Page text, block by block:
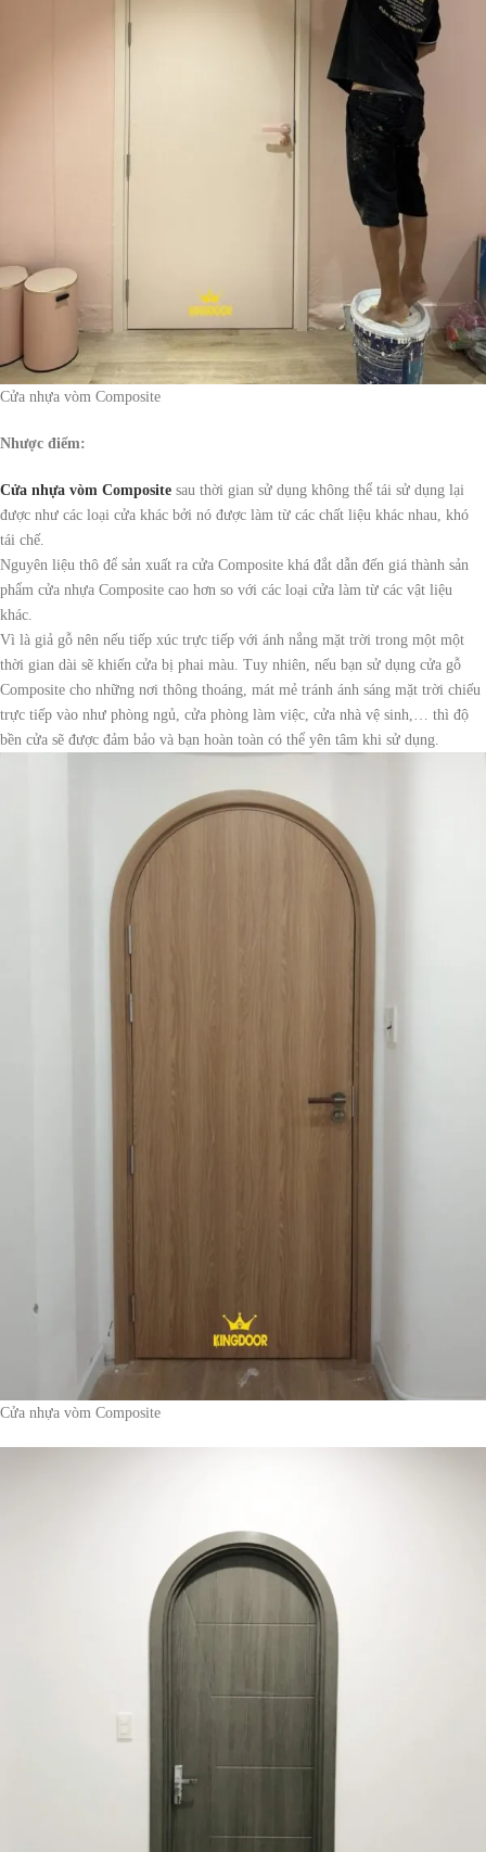
Cửa nhựa vòm Composite
Nhược điểm:
Cửa nhựa vòm Composite sau thời gian sử dụng không thể tái sử dụng lại
được như các loại cửa khác bởi nó được làm từ các chất liệu khác nhau, khó
tái chế.
Nguyên liệu thô để sản xuất ra cửa Composite khá đắt dẫn đến giá thành sản
phẩm cửa nhựa Composite cao hơn so với các loại cửa làm từ các vật liệu
khác.
Vì là giả gỗ nên nếu tiếp xúc trực tiếp với ánh nắng mặt trời trong một một
thời gian dài sẽ khiến cửa bị phai màu. Tuy nhiên, nếu bạn sử dụng cửa gỗ
Composite cho những nơi thông thoáng, mát mẻ tránh ánh sáng mặt trời chiếu
trực tiếp vào như phòng ngủ, cửa phòng làm việc, cửa nhà vệ sinh,… thì độ
bền cửa sẽ được đảm bảo và bạn hoàn toàn có thể yên tâm khi sử dụng.
Cửa nhựa vòm Composite